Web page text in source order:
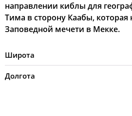
направлении киблы для
Тима в сторону Каабы, которая
Заповедной мечети в Мекке.
Широта
Долгота